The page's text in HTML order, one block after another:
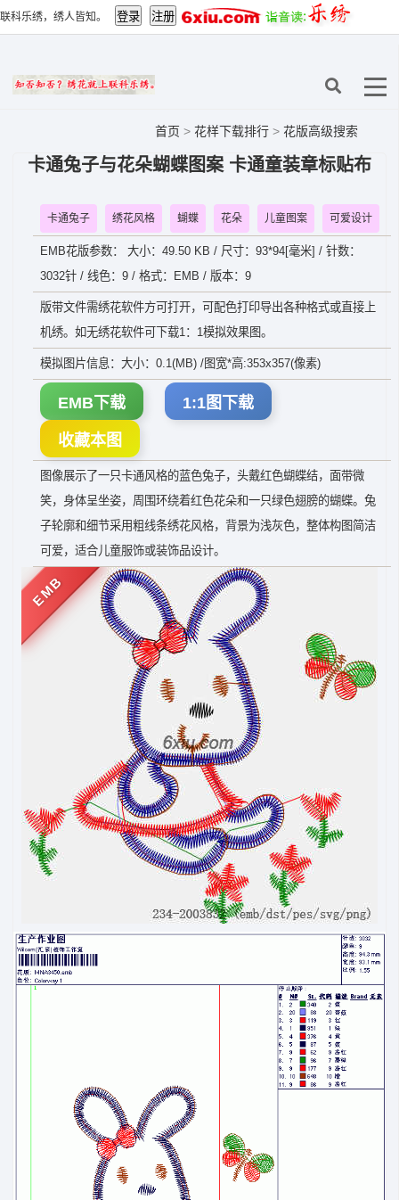
联科乐绣，绣人皆知。
首页 > 花样下载排行 > 花版高级搜索
卡通兔子与花朵蝴蝶图案 卡通童装章标贴布
卡通兔子 绣花风格 蝴蝶 花朵 儿童图案 可爱设计
EMB花版参数： 大小：49.50 KB / 尺寸：93*94[毫米] / 针数：
3032针 / 线色：9 / 格式：EMB / 版本：9
版带文件需绣花软件方可打开，可配色打印导出各种格式或直接上
机绣。如无绣花软件可下载1：1模拟效果图。
模拟图片信息：大小：0.1(MB) /图宽*高:353x357(像素)
EMB下载 1:1图下载
收藏本图
图像展示了一只卡通风格的蓝色兔子，头戴红色蝴蝶结，面带微
笑，身体呈坐姿，周围环绕着红色花朵和一只绿色翅膀的蝴蝶。兔
子轮廓和细节采用粗线条绣花风格，背景为浅灰色，整体构图简洁
可爱，适合儿童服饰或装饰品设计。
EMB